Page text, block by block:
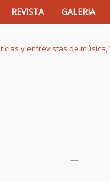
REVISTA GALERIA